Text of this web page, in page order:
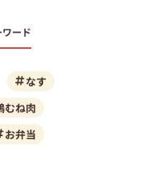
ード
なす
むね肉
お弁当